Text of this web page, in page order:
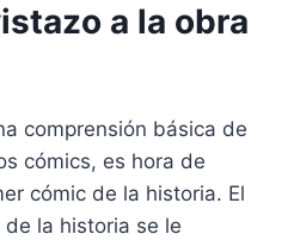
a la obra
comprensión básica de
cómics, es hora de
cómic de la historia. El
la historia se le